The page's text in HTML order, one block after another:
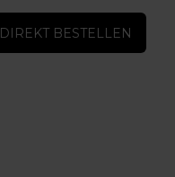
DIREKT BESTELLEN